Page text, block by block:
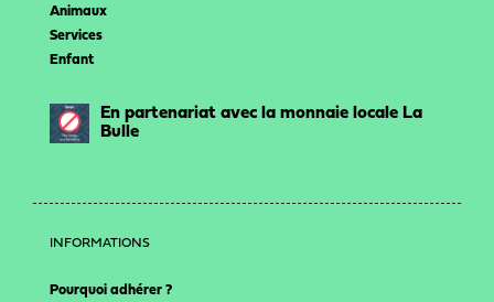
Animaux
Services
Enfant
En partenariat avec la monnaie locale La
Bulle
INFORMATIONS
Pourquoi adhérer ?